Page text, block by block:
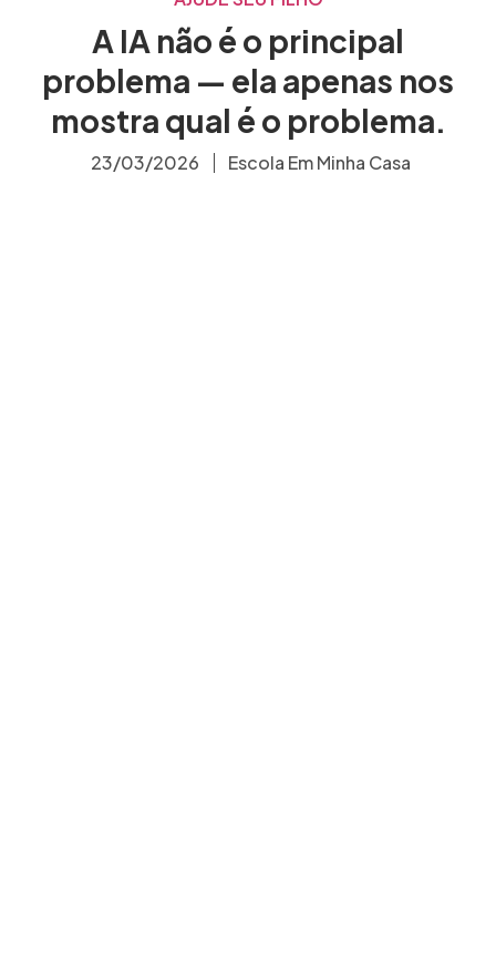
A IA não é o principal
problema — ela apenas nos
mostra qual é o problema.
23/03/2026 Escola Em Minha Casa